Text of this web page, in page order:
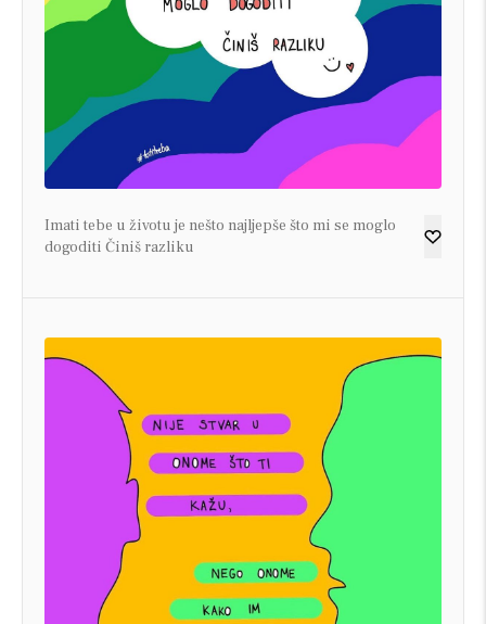
Imati tebe u životu je nešto najljepše što mi se moglo
dogoditi Činiš razliku